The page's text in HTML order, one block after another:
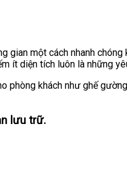
một cách nhanh
ít diện tích luôn là những
phòng khách như ghế
lưu trữ.